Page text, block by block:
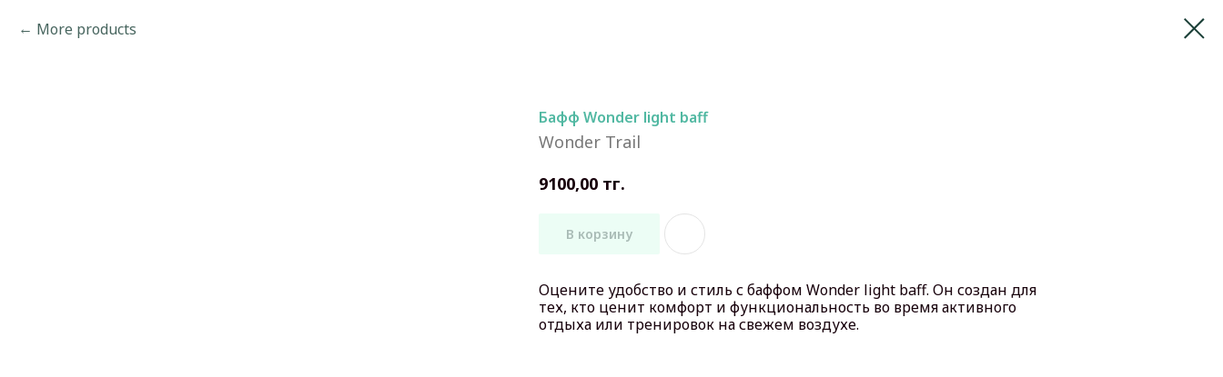
More products
Бафф Wonder light baff
Wonder Trail
9100,00 тг.
В корзину
Оцените удобство и стиль с баффом Wonder light baff. Он создан для
тех, кто ценит комфорт и функциональность во время активного
отдыха или тренировок на свежем воздухе.